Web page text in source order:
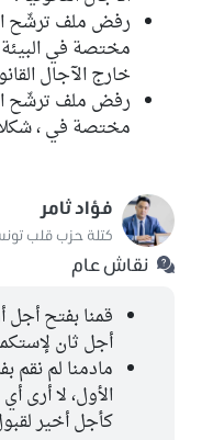
رفض ملف ترشّح
مختصة في البيئة
خارج الآجال
رفض ملف ترشّح
مختصة في ، شكلا
فؤاد ثامر
كتلة حزب قلب
نقاش عام
قمنا بفتح
أجل ثان
مادمنا لم نقم
الأول، لا أرى
كأجل أخير